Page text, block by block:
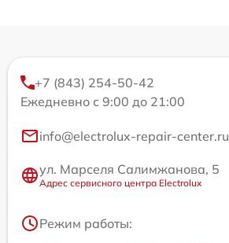
+7 (843) 254-50-42
Ежедневно с 9:00 до 21:00
info@electrolux-repair-center.ru
ул. Марселя Салимжанова, 5
Адрес сервисного центра Electrolux
Режим работы: